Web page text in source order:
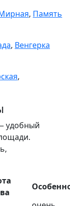
, Память
, Венгерка
,
удобный